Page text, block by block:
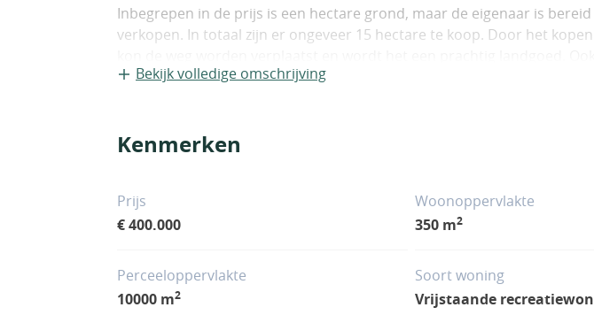
Inbegrepen in de prijs is een hectare grond, maar de eigenaar is
verkopen. In totaal zijn er ongeveer 15 hectare te koop. Door het
kadaster geregistreerde bijgebouwen omzetten in woonruimte. Dit is
Bekijk volledige omschrijving
Kenmerken
Prijs
€ 400.000
Woonoppervlakte
350 m2
Perceeloppervlakte
10000 m2
Soort woning
Vrijstaande